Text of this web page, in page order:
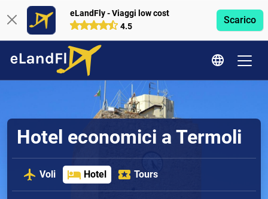
eLandFly - Viaggi low cost
4.5
Scarico
Hotel economici a Termoli
Voli Hotel Tours